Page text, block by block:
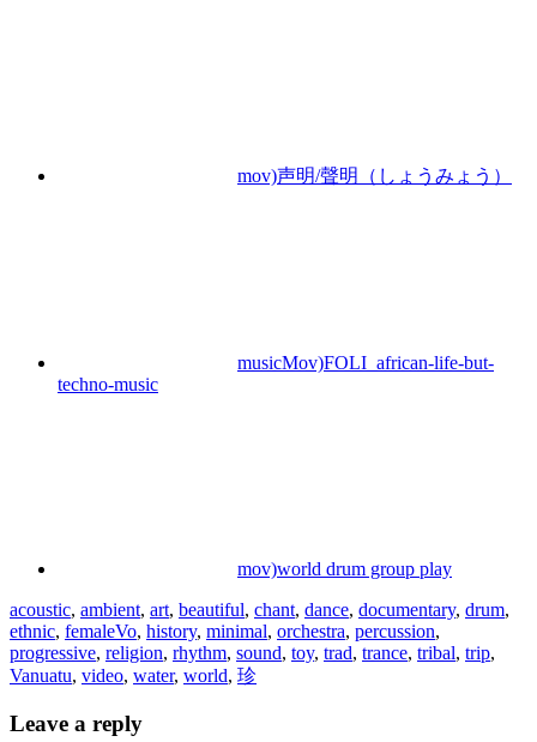
mov)声明/聲明（しょうみょう）
musicMov)FOLI_african-life-but-
techno-music
mov)world drum group play
acoustic, ambient, art, beautiful, chant, dance, documentary, drum,
ethnic, femaleVo, history, minimal, orchestra, percussion,
progressive, religion, rhythm, sound, toy, trad, trance, tribal, trip,
Vanuatu, video, water, world, 珍
Leave a reply